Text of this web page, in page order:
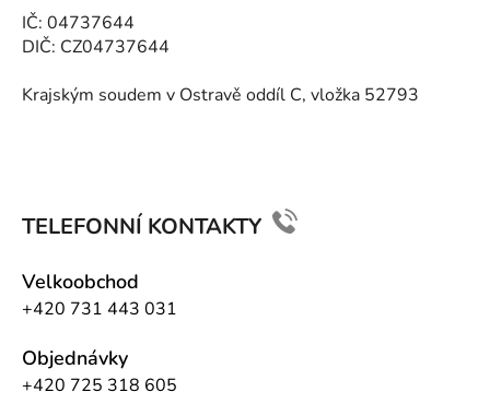
IČ: 04737644
DIČ: CZ04737644
Krajským soudem v Ostravě oddíl C, vložka 52793
TELEFONNÍ KONTAKTY
Velkoobchod
+420 731 443 031
Objednávky
+420 725 318 605